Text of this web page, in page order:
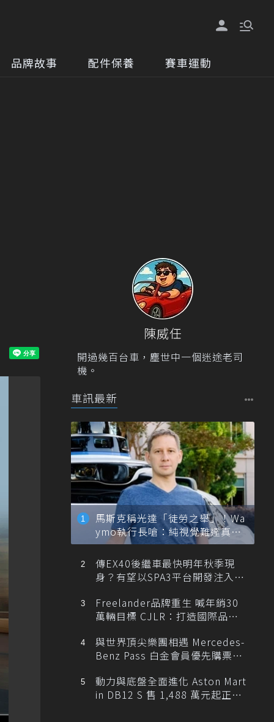
品牌故事 配件保養 賽車運動
陳威任
開過幾百台車，塵世中一個迷途老司
機。
車訊最新
馬斯克稱光達「徒勞之舉」！Wa
ymo執行長嗆：純視覺難達真正
自動駕駛
傳EX40後繼車最快明年秋季現
身？有望以SPA3平台開發注入80
Freelander品牌重生 喊年銷30
萬輛目標 CJLR：打造國際品牌
與世界頂尖樂團相遇 Mercedes-
Benz Pass 白金會員優先購票維
動力與底盤全面進化 Aston Mart
in DB12 S 售 1,488 萬元起正式